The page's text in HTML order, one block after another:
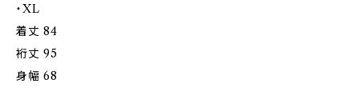
・XL
着丈 84
裄丈 95
身幅 68